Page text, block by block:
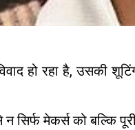
हो रहा है, उसकी
सिर्फ मेकर्स को बल्कि